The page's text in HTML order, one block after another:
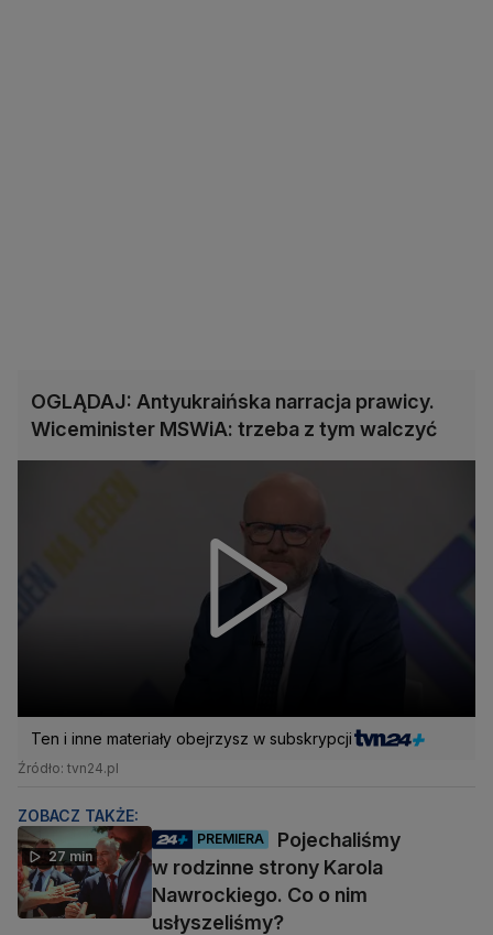
OGLĄDAJ: Antyukraińska narracja prawicy.
Wiceminister MSWiA: trzeba z tym walczyć
Ten i inne materiały obejrzysz w subskrypcji
Źródło: tvn24.pl
ZOBACZ TAKŻE:
27 min
PREMIERA
Pojechaliśmy
w rodzinne strony Karola
Nawrockiego. Co o nim
usłyszeliśmy?